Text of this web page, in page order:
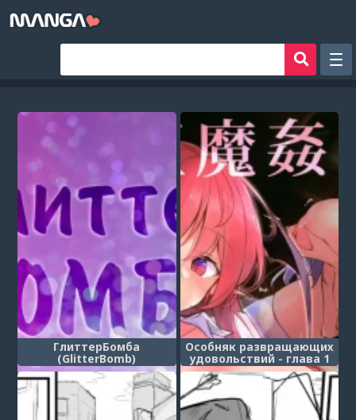
Фильтр
Авторы
Аниме хентай
Сборники манги
Sign in
Register
ГлиттерБомба
(GlitterBomb)
Особняк развращающих
удовольствий - глава 1
(Kairaku Da Koumakan)